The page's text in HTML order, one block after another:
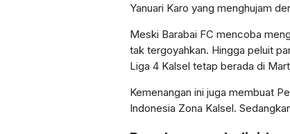
Yanuari Karo yang menghujam
Meski Barabai FC mencoba
tak tergoyahkan. Hingga peluit
Liga 4 Kalsel tetap berada di
Kemenangan ini juga membuat
Indonesia Zona Kalsel.